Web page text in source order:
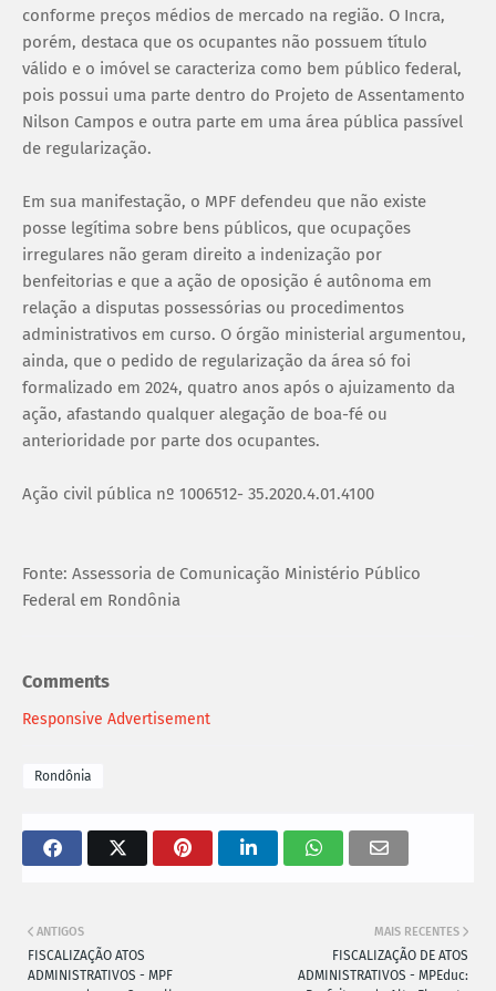
conforme preços médios de mercado na região. O Incra,
porém, destaca que os ocupantes não possuem título
válido e o imóvel se caracteriza como bem público federal,
pois possui uma parte dentro do Projeto de Assentamento
Nilson Campos e outra parte em uma área pública passível
de regularização.
Em sua manifestação, o MPF defendeu que não existe
posse legítima sobre bens públicos, que ocupações
irregulares não geram direito a indenização por
benfeitorias e que a ação de oposição é autônoma em
relação a disputas possessórias ou procedimentos
administrativos em curso. O órgão ministerial argumentou,
ainda, que o pedido de regularização da área só foi
formalizado em 2024, quatro anos após o ajuizamento da
ação, afastando qualquer alegação de boa-fé ou
anterioridade por parte dos ocupantes.
Ação civil pública nº 1006512- 35.2020.4.01.4100
Fonte: Assessoria de Comunicação Ministério Público
Federal em Rondônia
Comments
Responsive Advertisement
Rondônia
MAIS RECENTES
FISCALIZAÇÃO DE ATOS
ADMINISTRATIVOS - MPEduc:
ANTIGOS
FISCALIZAÇÃO ATOS
ADMINISTRATIVOS - MPF